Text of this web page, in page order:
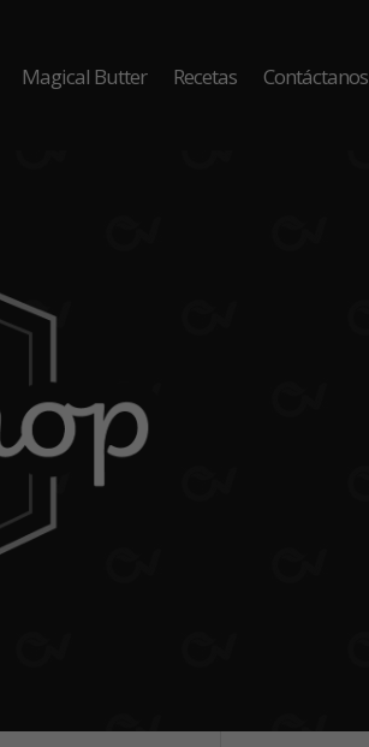
Magical Butter Recetas Contáctanos